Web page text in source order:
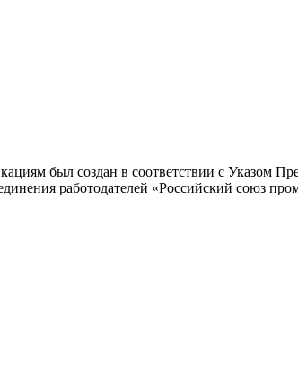
был создан в соответствии с Указом
работодателей «Российский союз